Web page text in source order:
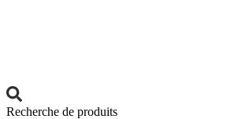
Recherche de produits